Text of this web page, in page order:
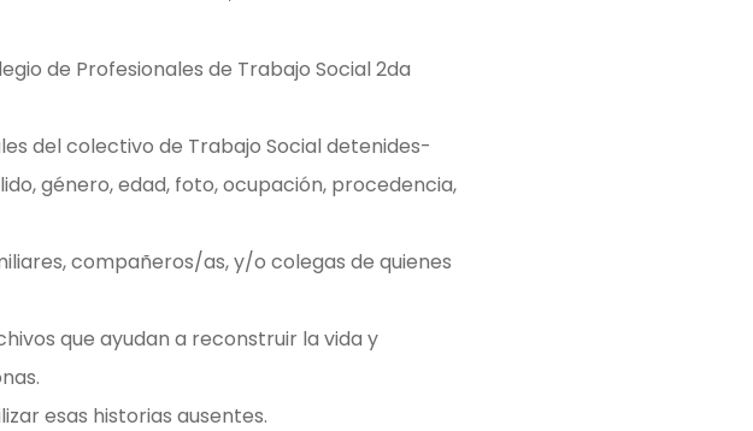
de Profesionales de Trabajo Social 2da
del colectivo de Trabajo Social detenides-
género, edad, foto, ocupación, procedencia,
compañeros/as, y/o colegas de quienes
que ayudan a reconstruir la vida y
esas historias ausentes.